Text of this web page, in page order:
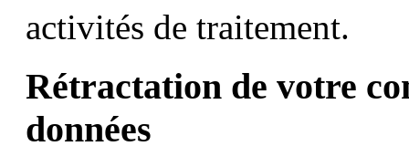
activités de traitement.
Rétractation de votre
données